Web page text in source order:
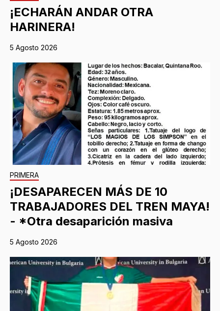
¡ECHARÁN ANDAR OTRA
HARINERA!
5 Agosto 2026
PRIMERA
¡DESAPARECEN MÁS DE 10
TRABAJADORES DEL TREN MAYA!
- *Otra desaparición masiva
5 Agosto 2026